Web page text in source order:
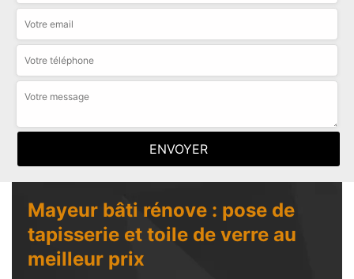
Mayeur bâti rénove : pose de
tapisserie et toile de verre au
meilleur prix